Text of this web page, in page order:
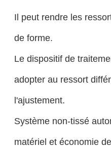
Il peut rendre les
de forme.
Le dispositif de
adopter au ressort
l'ajustement.
Système non-tissé
matériel et économie